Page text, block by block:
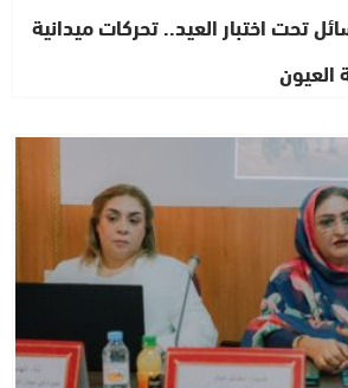
تحت اختبار العيد.. تحركات ميدانية
العيون